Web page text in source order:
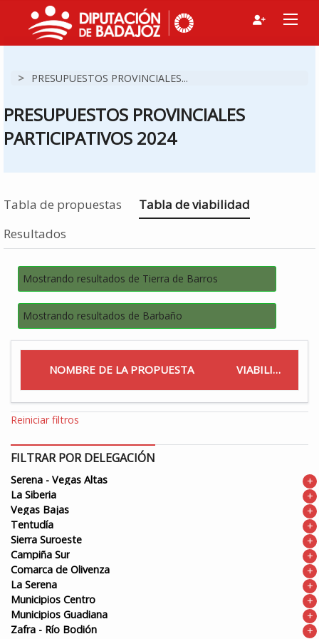
> PRESUPUESTOS PROVINCIALES...
PRESUPUESTOS PROVINCIALES
PARTICIPATIVOS 2024
Tabla de propuestas Estás en
Tabla de viabilidad
Resultados
Mostrando resultados de Tierra de Barros
Mostrando resultados de Barbaño
NOMBRE DE LA PROPUESTA VIABILIDAD
Reiniciar filtros
FILTRAR POR DELEGACIÓN